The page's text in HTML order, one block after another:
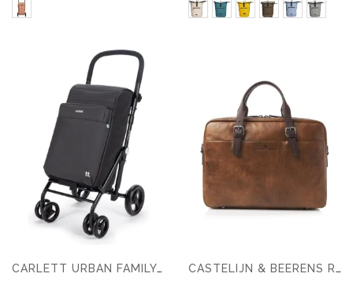
CARLETT URBAN FAMILY LETT470 62 LTR SHOPPING TROLLEY CASTELIJN & BEERENS RIEN LAPTOPTAS 15.6'' RFID